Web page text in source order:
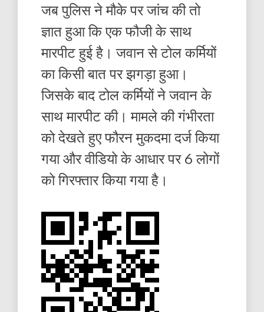
जब पुलिस ने मौके पर जांच की तो
ज्ञात हुआ कि एक फौजी के साथ
मारपीट हुई है। जवान से टोल कर्मियों
का किसी बात पर झगड़ा हुआ।
जिसके बाद टोल कर्मियों ने जवान के
साथ मारपीट की। मामले की गंभीरता
को देखते हुए फौरन मुकदमा दर्ज किया
गया और वीडियो के आधार पर 6 लोगों
को गिरफ्तार किया गया है।